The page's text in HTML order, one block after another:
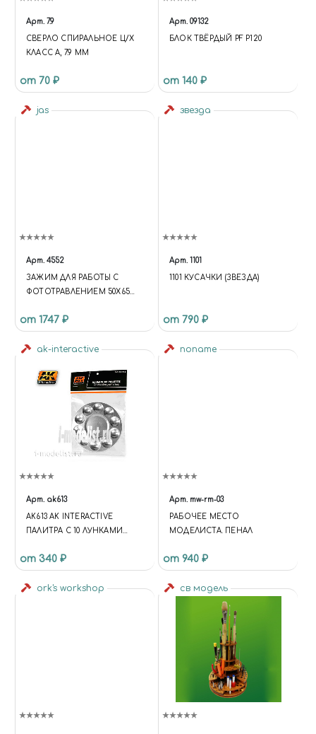
Арт. 7.9
СВЕРЛО СПИРАЛЬНОЕ Ц/Х
КЛАСС А, 7.9 ММ
от 70 ₽
Арт. 09132
БЛОК ТВЁРДЫЙ PF P120
от 140 ₽
jas
Арт. 4552
ЗАЖИМ ДЛЯ РАБОТЫ С
ФОТОТРАВЛЕНИЕМ 50Х65
от 1747 ₽
звезда
Арт. 1101
1101 КУСАЧКИ (ЗВЕЗДА)
от 790 ₽
ak-interactive
Арт. ak613
AK613 AK INTERACTIVE
ПАЛИТРА С 10 ЛУНКАМИ
от 340 ₽
noname
Арт. mw-rm-03
РАБОЧЕЕ МЕСТО
МОДЕЛИСТА. ПЕНАЛ
от 940 ₽
ork's workshop св модель